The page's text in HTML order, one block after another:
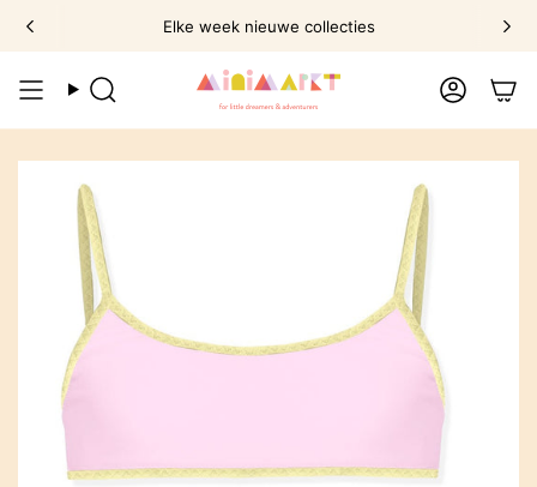
naar
Elke week nieuwe collecties
Zoek Account